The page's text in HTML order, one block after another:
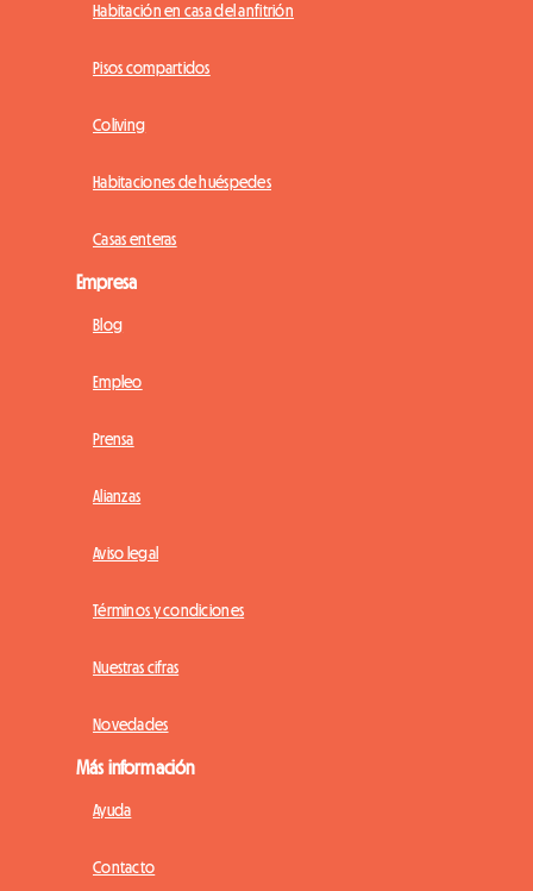
Habitación en casa del anfitrión
Pisos compartidos
Coliving
Habitaciones de huéspedes
Casas enteras
Empresa
Blog
Empleo
Prensa
Alianzas
Aviso legal
Términos y condiciones
Nuestras cifras
Novedades
Más información
Ayuda
Contacto